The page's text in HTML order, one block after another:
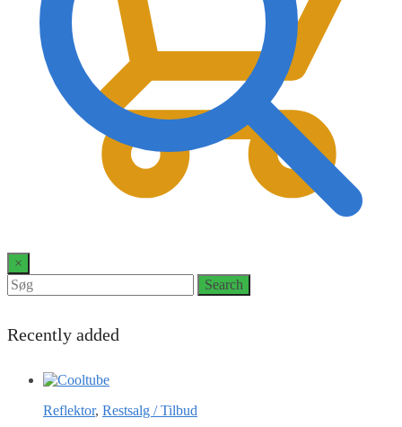
×
Search
for:
Search
Recently added
Reflektor, Restsalg / Tilbud